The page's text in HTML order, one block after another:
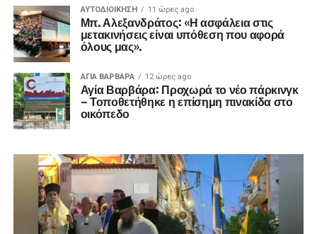
ΑΥΤΟΔΙΟΊΚΗΣΗ 11 ώρες ago
Μπ. Αλεξανδράτος: «Η ασφάλεια στις
μετακινήσεις είναι υπόθεση που αφορά
όλους μας».
ΑΓΙΑ ΒΑΡΒΑΡΑ 12 ώρες ago
Αγία Βαρβάρα: Προχωρά το νέο πάρκινγκ
– Τοποθετήθηκε η επίσημη πινακίδα στο
οικόπεδο